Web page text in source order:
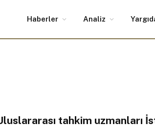
Haberler Analiz
tahkim uzmanları